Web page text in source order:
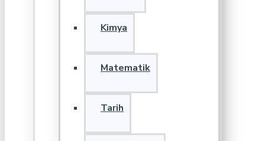
Kimya
Matematik
Tarih